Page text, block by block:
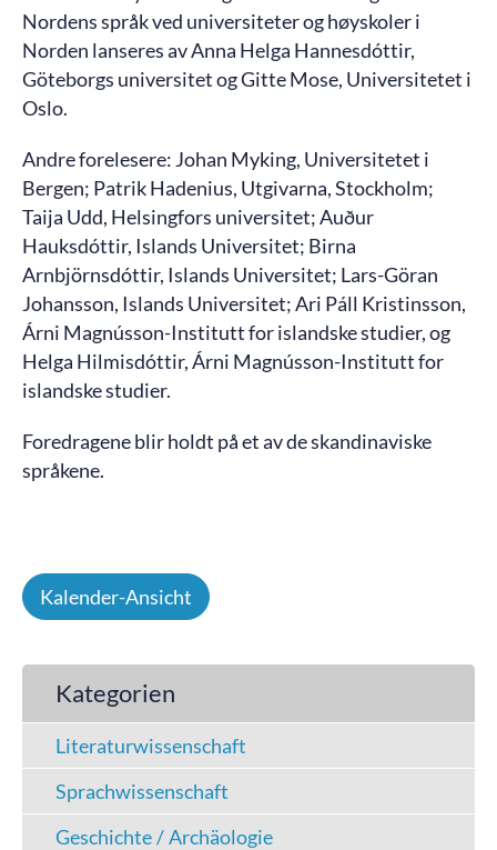
Nordens språk ved universiteter og høyskoler i
Norden lanseres av Anna Helga Hannesdóttir,
Göteborgs universitet og Gitte Mose, Universitetet i
Oslo.
Andre forelesere: Johan Myking, Universitetet i
Bergen; Patrik Hadenius, Utgivarna, Stockholm;
Taija Udd, Helsingfors universitet; Auður
Hauksdóttir, Islands Universitet; Birna
Arnbjörnsdóttir, Islands Universitet; Lars-Göran
Johansson, Islands Universitet; Ari Páll Kristinsson,
Árni Magnússon-Institutt for islandske studier, og
Helga Hilmisdóttir, Árni Magnússon-Institutt for
islandske studier.
Foredragene blir holdt på et av de skandinaviske
språkene.
Kalender-Ansicht
Kategorien
Literaturwissenschaft
Sprachwissenschaft
Geschichte / Archäologie